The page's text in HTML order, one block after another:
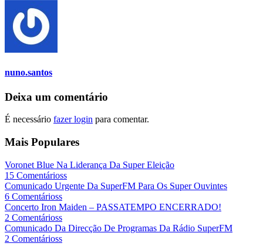
nuno.santos
Deixa um comentário
É necessário fazer login para comentar.
Mais Populares
Voronet Blue Na Liderança Da Super Eleição
15 Comentárioss
Comunicado Urgente Da SuperFM Para Os Super Ouvintes
6 Comentárioss
Concerto Iron Maiden – PASSATEMPO ENCERRADO!
2 Comentárioss
Comunicado Da Direcção De Programas Da Rádio SuperFM
2 Comentárioss